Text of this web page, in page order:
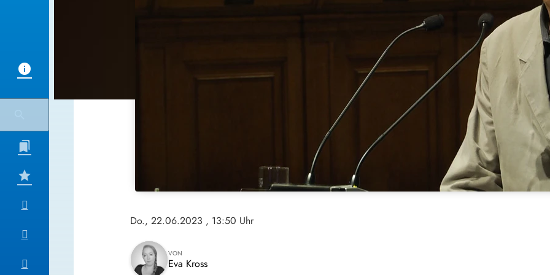
Do., 22.06.2023 , 13:50 Uhr
VON
Eva Kross